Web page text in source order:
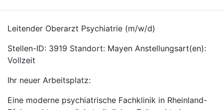
Leitender Oberarzt Psychiatrie (m/w/d)
Stellen-ID: 3919 Standort: Mayen Anstellungsart(en):
Vollzeit
Ihr neuer Arbeitsplatz:
Eine moderne psychiatrische Fachklinik in Rheinland-